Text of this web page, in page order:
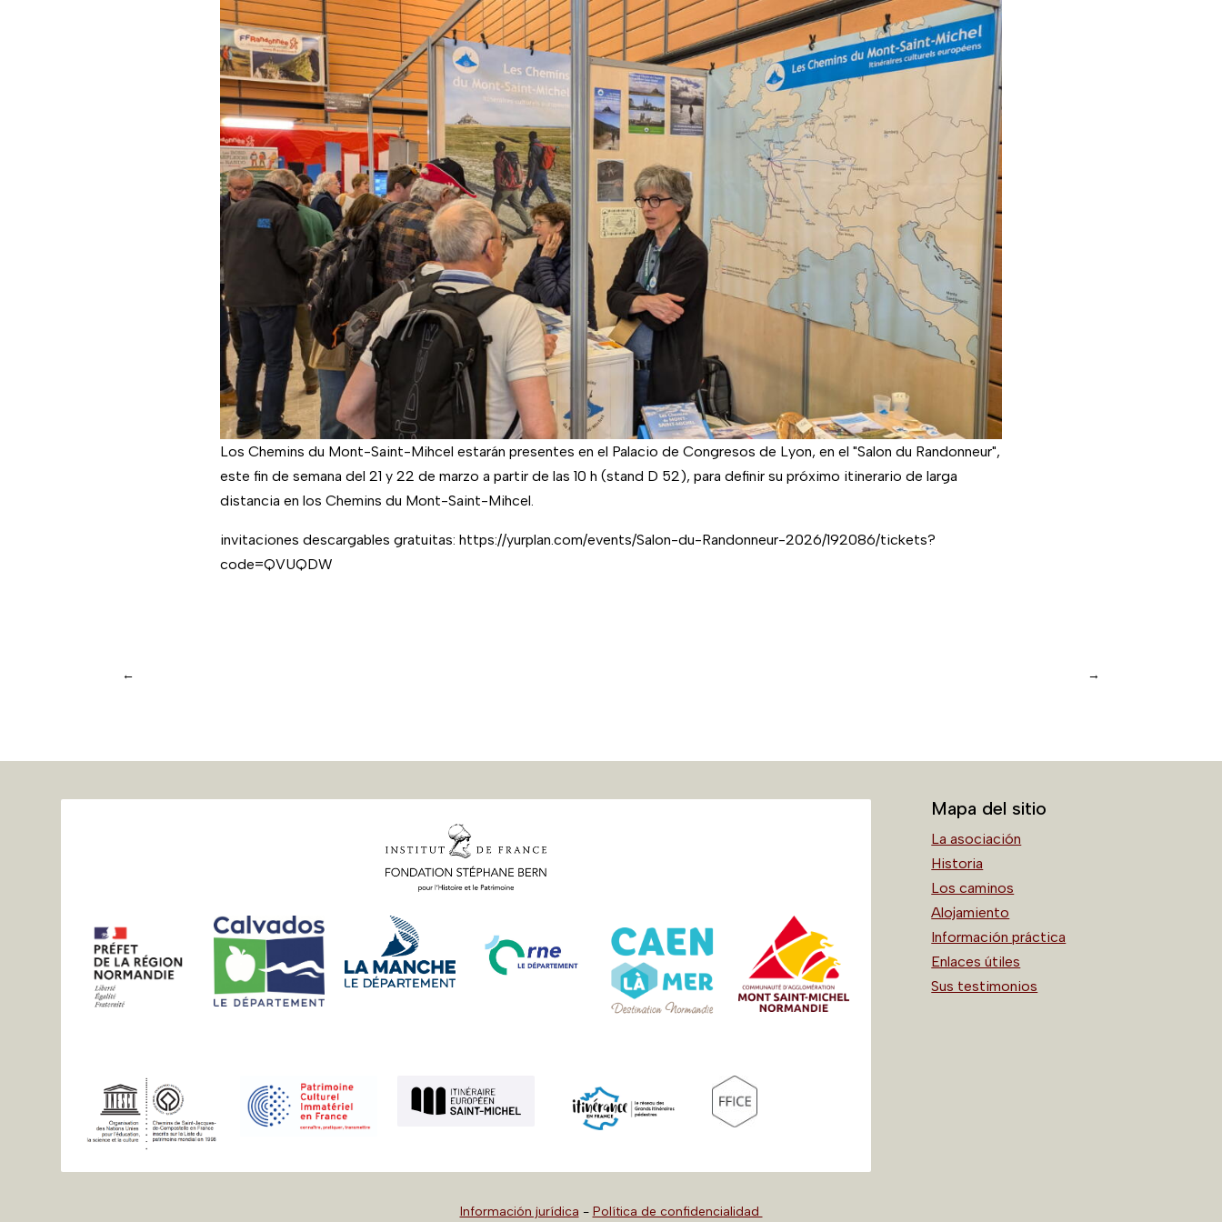
Los Chemins du Mont-Saint-Mihcel estarán presentes en el Palacio de Congresos de Lyon, en el "Salon du Randonneur",
este fin de semana del 21 y 22 de marzo a partir de las 10 h (stand D 52), para definir su próximo itinerario de larga
distancia en los Chemins du Mont-Saint-Mihcel.
invitaciones descargables gratuitas: https://yurplan.com/events/Salon-du-Randonneur-2026/192086/tickets?
code=QVUQDW
← →
Mapa del sitio
La asociación
Historia
Los caminos
Alojamiento
Información práctica
Enlaces útiles
Sus testimonios
Información jurídica - Política de confidencialidad